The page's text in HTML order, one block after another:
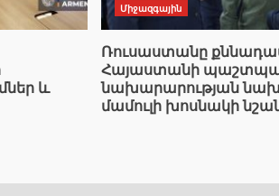
և
Միջազգային
Ռուսաստանը
Հայաստանի
նախարարության
մամուլի խոսնակի